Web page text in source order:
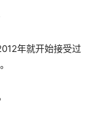
年就开始接受过